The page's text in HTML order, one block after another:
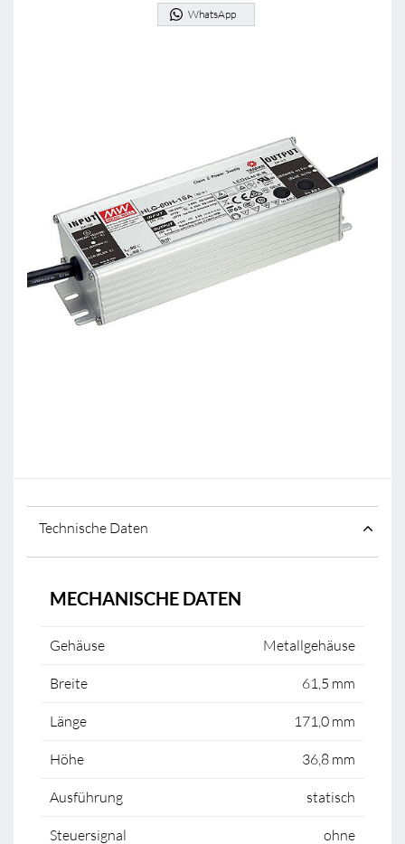
WhatsApp
Technische Daten
MECHANISCHE DATEN
Gehäuse Metallgehäuse
Breite 61,5 mm
Länge 171,0 mm
Höhe 36,8 mm
Ausführung statisch
Steuersignal ohne